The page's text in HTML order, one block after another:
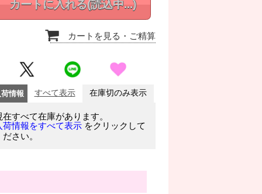
カートに入れる(読込中...)
カートを見る ・ご精算
情報 すべて表示 在庫切のみ表示
在すべて在庫があります。
荷情報をすべて表示 をクリックして
さい。